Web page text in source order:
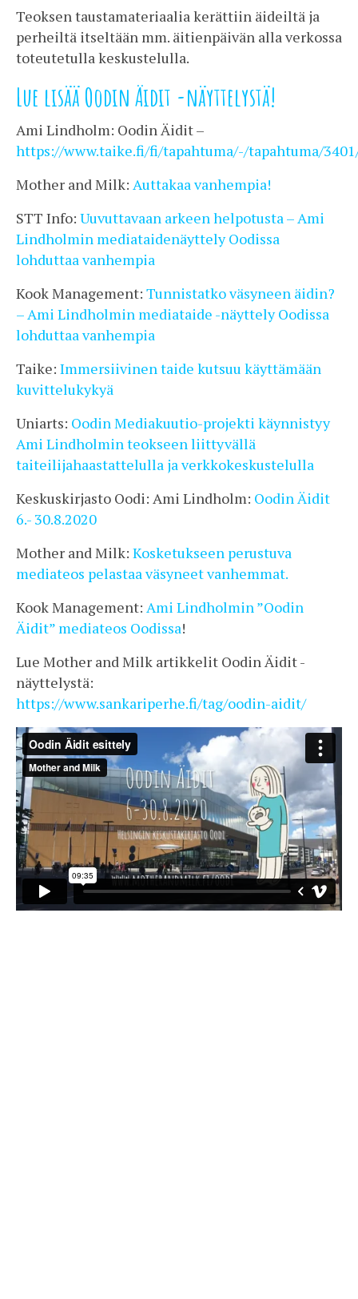
Teoksen taustamateriaalia kerättiin äideiltä ja
perheiltä itseltään mm. äitienpäivän alla verkossa
toteutetulla keskustelulla.
Lue lisää Oodin Äidit -näyttelystä!
Ami Lindholm: Oodin Äidit –
https://www.taike.fi/fi/tapahtuma/-/tapahtuma/
Mother and Milk: Auttakaa vanhempia!
STT Info: Uuvuttavaan arkeen helpotusta – Ami
Lindholmin mediataidenäyttely Oodissa
lohduttaa vanhempia
Kook Management: Tunnistatko väsyneen äidin?
– Ami Lindholmin mediataide -näyttely Oodissa
lohduttaa vanhempia
Taike: Immersiivinen taide kutsuu käyttämään
kuvittelukykyä
Uniarts: Oodin Mediakuutio-projekti käynnistyy
Ami Lindholmin teokseen liittyvällä
taiteilijahaastattelulla ja verkkokeskustelulla
Keskuskirjasto Oodi: Ami Lindholm: Oodin Äidit
6.- 30.8.2020
Mother and Milk: Kosketukseen perustuva
mediateos pelastaa väsyneet vanhemmat.
Kook Management: Ami Lindholmin ”Oodin
Äidit” mediateos Oodissa!
Lue Mother and Milk artikkelit Oodin Äidit -
näyttelystä:
https://www.sankariperhe.fi/tag/oodin-aidit/